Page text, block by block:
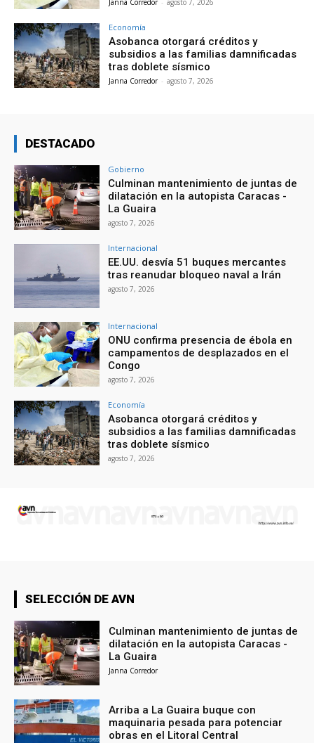
Janna Corredor - agosto 7, 2026
Economía
Asobanca otorgará créditos y
subsidios a las familias damnificadas
tras doblete sísmico
Janna Corredor - agosto 7, 2026
DESTACADO
Gobierno
Culminan mantenimiento de juntas de
dilatación en la autopista Caracas -
La Guaira
agosto 7, 2026
Internacional
EE.UU. desvía 51 buques mercantes
tras reanudar bloqueo naval a Irán
agosto 7, 2026
Internacional
ONU confirma presencia de ébola en
campamentos de desplazados en el
Congo
agosto 7, 2026
Economía
Asobanca otorgará créditos y
subsidios a las familias damnificadas
tras doblete sísmico
agosto 7, 2026
SELECCIÓN DE AVN
Culminan mantenimiento de juntas de
dilatación en la autopista Caracas -
La Guaira
Janna Corredor
Arriba a La Guaira buque con
maquinaria pesada para potenciar
obras en el Litoral Central